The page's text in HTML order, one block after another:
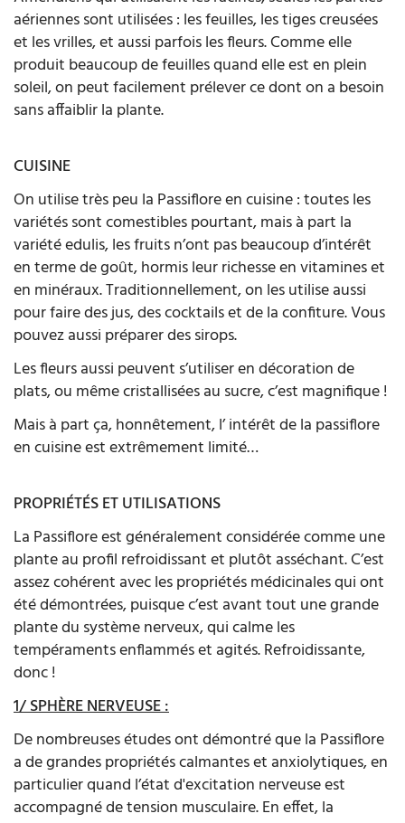
aériennes sont utilisées : les feuilles, les tiges creusées
et les vrilles, et aussi parfois les fleurs. Comme elle
produit beaucoup de feuilles quand elle est en plein
soleil, on peut facilement prélever ce dont on a besoin
sans affaiblir la plante.
CUISINE
On utilise très peu la Passiflore en cuisine : toutes les
variétés sont comestibles pourtant, mais à part la
variété edulis, les fruits n’ont pas beaucoup d’intérêt
en terme de goût, hormis leur richesse en vitamines et
en minéraux. Traditionnellement, on les utilise aussi
pour faire des jus, des cocktails et de la confiture. Vous
pouvez aussi préparer des sirops.
Les fleurs aussi peuvent s’utiliser en décoration de
plats, ou même cristallisées au sucre, c’est magnifique !
Mais à part ça, honnêtement, l’ intérêt de la passiflore
en cuisine est extrêmement limité…
PROPRIÉTÉS ET UTILISATIONS
La Passiflore est généralement considérée comme une
plante au profil refroidissant et plutôt asséchant. C’est
assez cohérent avec les propriétés médicinales qui ont
été démontrées, puisque c’est avant tout une grande
plante du système nerveux, qui calme les
tempéraments enflammés et agités. Refroidissante,
donc !
1/ SPHÈRE NERVEUSE :
De nombreuses études ont démontré que la Passiflore
a de grandes propriétés calmantes et anxiolytiques, en
particulier quand l’état d'excitation nerveuse est
accompagné de tension musculaire. En effet, la